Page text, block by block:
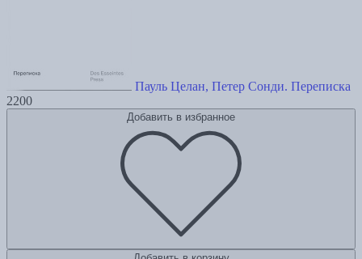
Пауль Целан, Петер Сонди. Переписка
2200
Добавить в избранное